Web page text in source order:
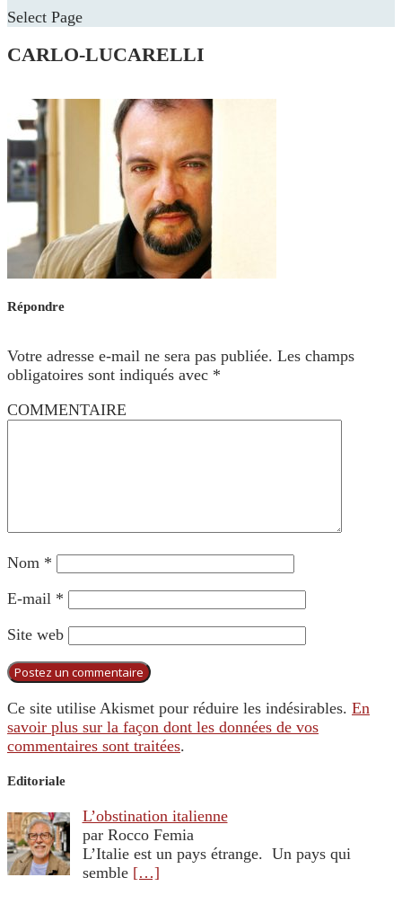
Select Page
CARLO-LUCARELLI
Répondre
Votre adresse e-mail ne sera pas publiée. Les champs
obligatoires sont indiqués avec *
COMMENTAIRE
Nom *
E-mail *
Site web
Ce site utilise Akismet pour réduire les indésirables. En
savoir plus sur la façon dont les données de vos
commentaires sont traitées.
Editoriale
L’obstination italienne
par Rocco Femia
L’Italie est un pays étrange. Un pays qui
semble […]